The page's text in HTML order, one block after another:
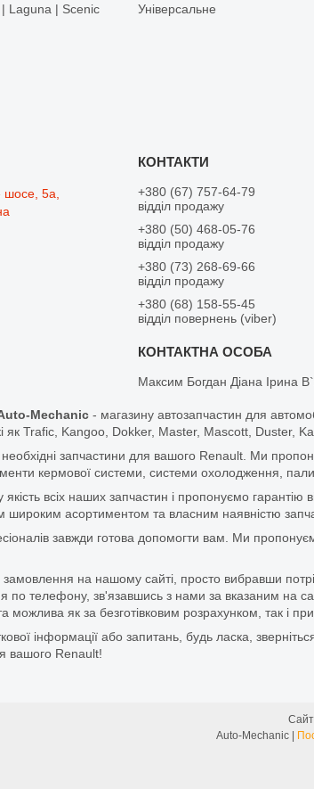
Laguna | Scenic
Універсальне
шосе, 5а,
+380 (67) 757-64-79
відділ продажу
+380 (50) 468-05-76
відділ продажу
+380 (73) 268-69-66
відділ продажу
+380 (68) 158-55-45
відділ повернень (viber)
Максим Богдан Діана Ірина
Mechanic - магазину автозапчастин для
як Trafic, Kangoo, Dokker, Master, Mascott, Duster,
запчастини для вашого Renault. Ми
кермової системи, системи охолодження,
всіх наших запчастин і пропонуємо
асортиментом та власним наявністю
завжди готова допомогти вам. Ми
на нашому сайті, просто вибравши
по телефону, зв'язавшись з нами за вказаним на
як за безготівковим розрахунком, так і
інформації або запитань, будь ласка,
вашого Renault!
Сайт